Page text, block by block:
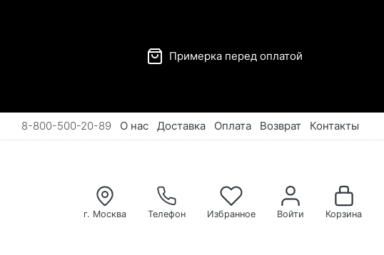
Примерка перед оплатой
8-800-500-20-89 О нас Доставка Оплата Возврат Контакты
г. Москва Телефон Избранное Войти Корзина